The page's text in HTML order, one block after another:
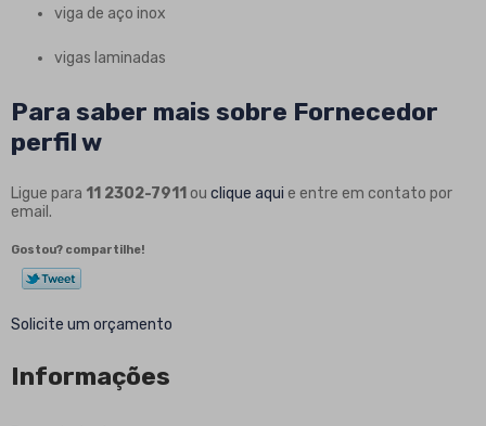
viga de aço inox
vigas laminadas
Para saber mais sobre Fornecedor
perfil w
Ligue para 11 2302-7911 ou clique aqui e entre em contato por
email.
Gostou? compartilhe!
Solicite um orçamento
Informações